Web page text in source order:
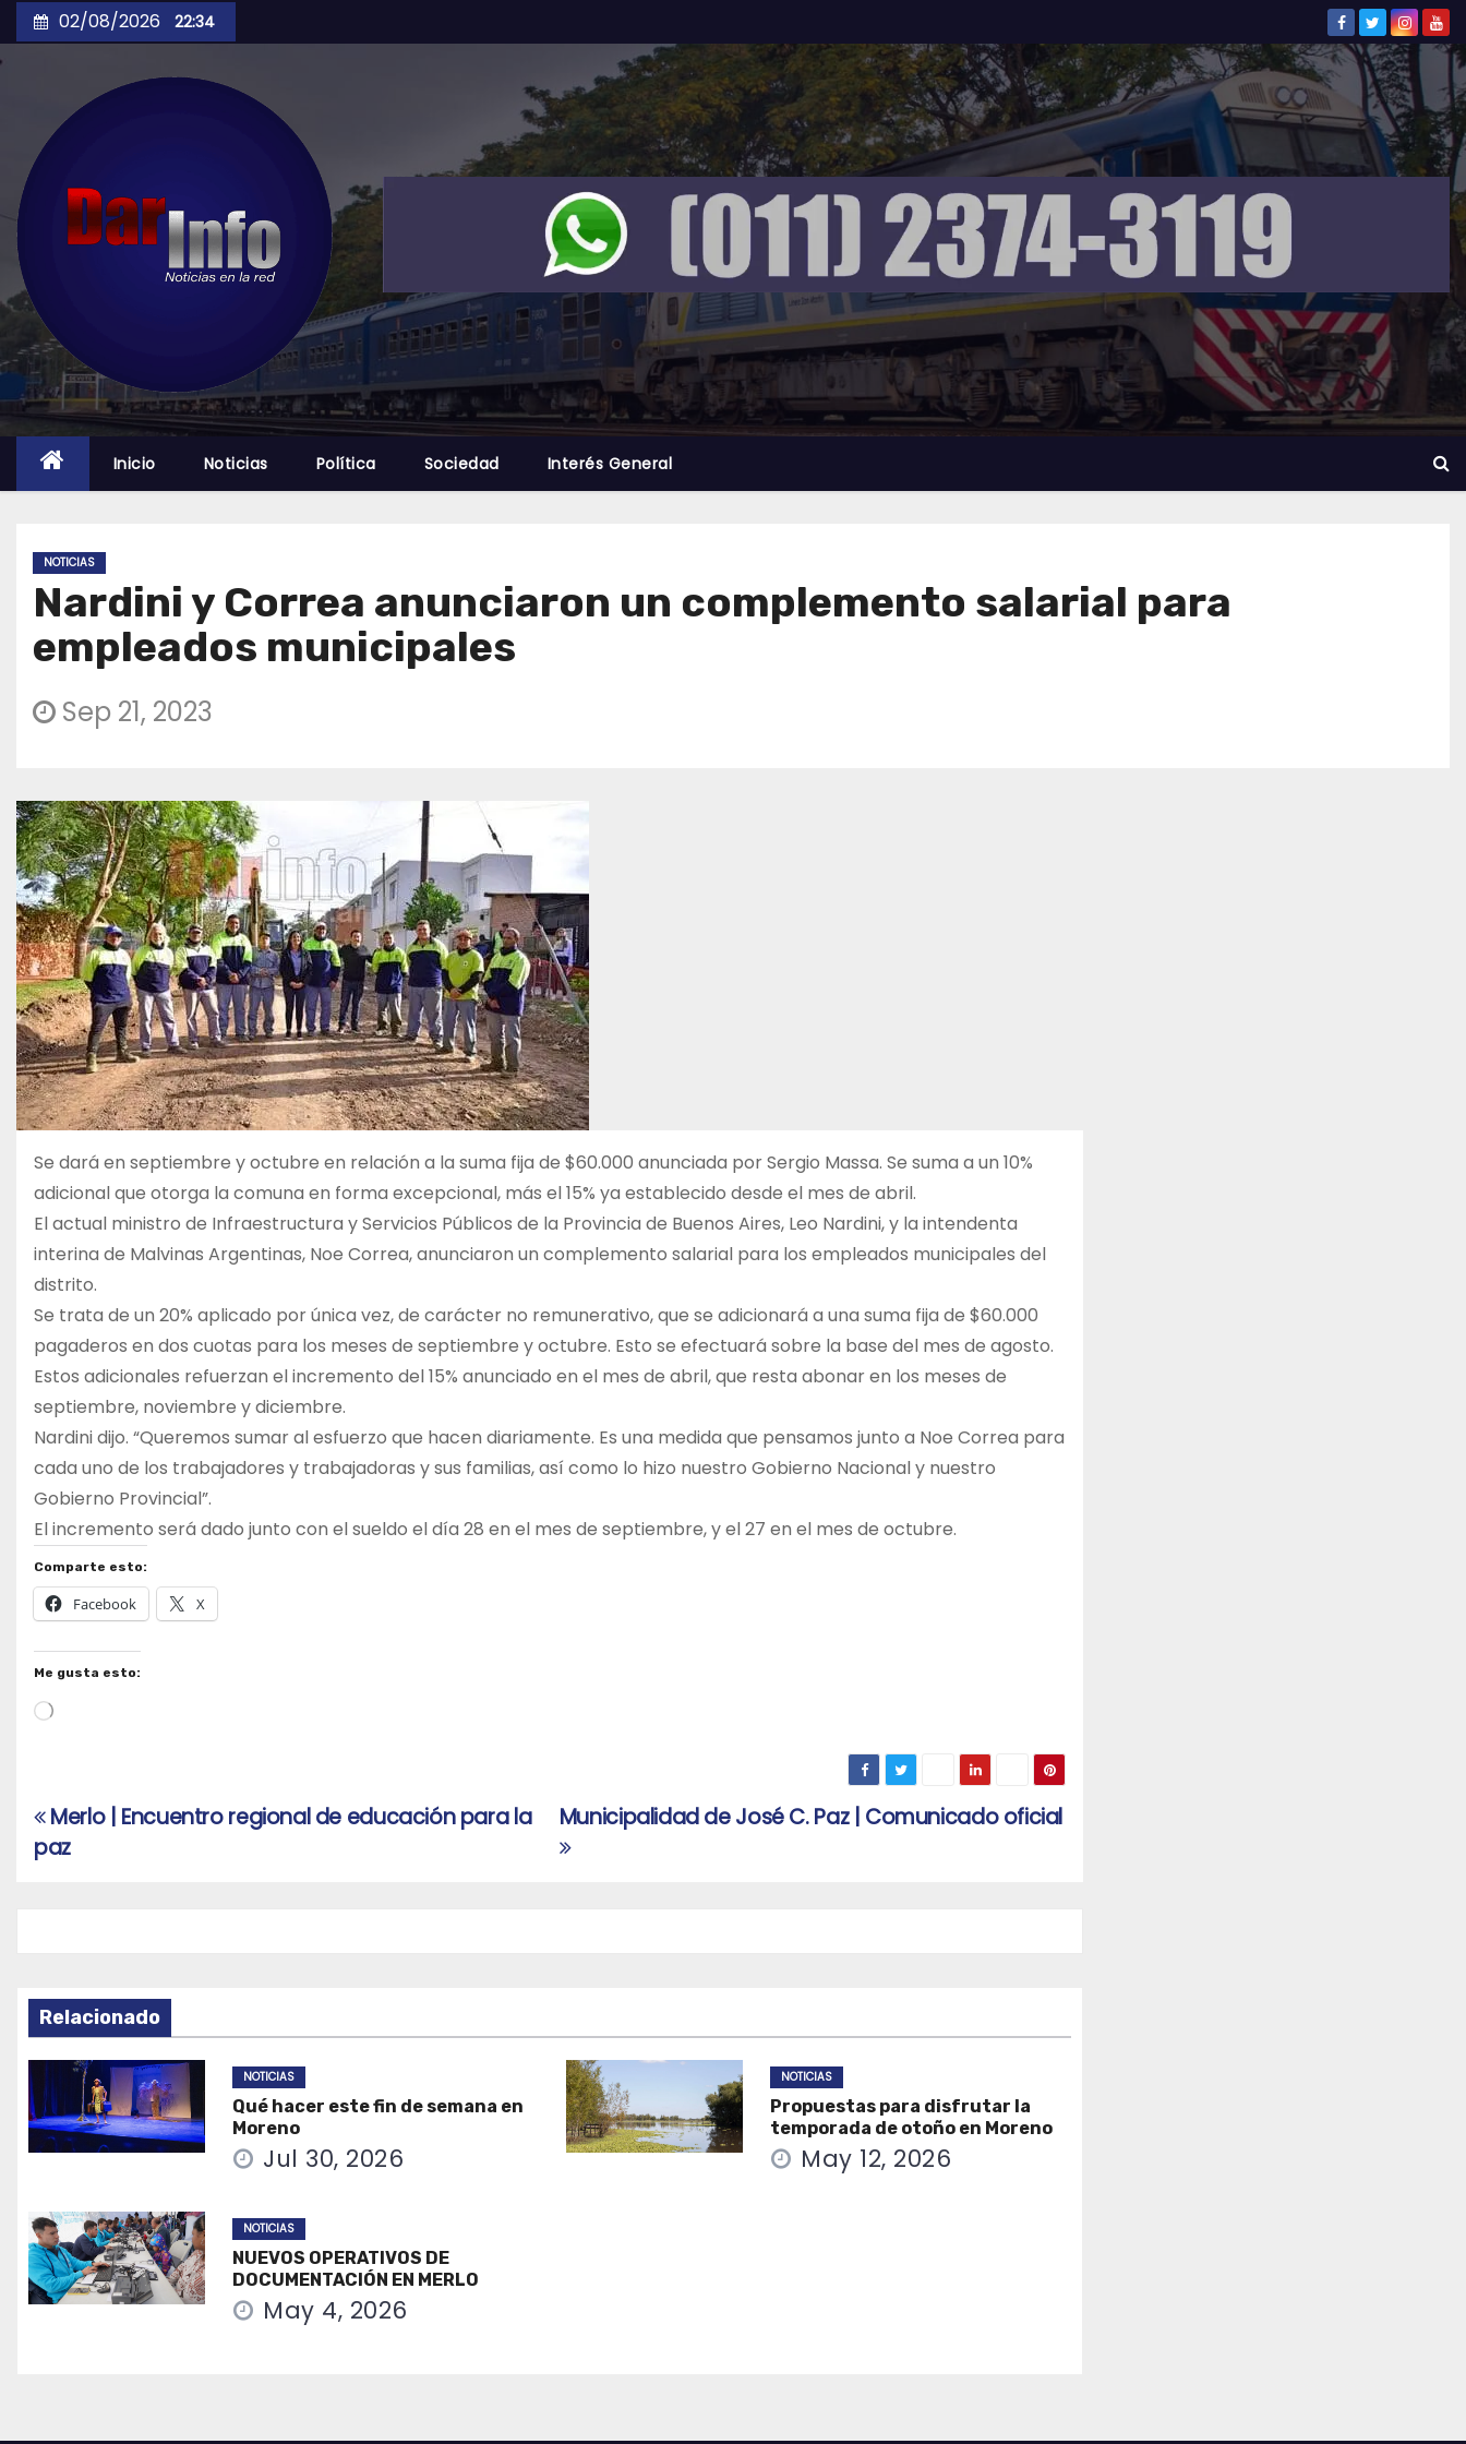
to
02/08/2026 22:34
Inicio Noticias Política Sociedad Interés General
NOTICIAS
Nardini y Correa anunciaron un complemento salarial para
empleados municipales
Sep 21, 2023
Se dará en septiembre y octubre en relación a la suma fija de $60.000 anunciada por Sergio Massa. Se suma a un 10%
adicional que otorga la comuna en forma excepcional, más el 15% ya establecido desde el mes de abril.
El actual ministro de Infraestructura y Servicios Públicos de la Provincia de Buenos Aires, Leo Nardini, y la intendenta
interina de Malvinas Argentinas, Noe Correa, anunciaron un complemento salarial para los empleados municipales del
distrito.
Se trata de un 20% aplicado por única vez, de carácter no remunerativo, que se adicionará a una suma fija de $60.000
pagaderos en dos cuotas para los meses de septiembre y octubre. Esto se efectuará sobre la base del mes de agosto.
Estos adicionales refuerzan el incremento del 15% anunciado en el mes de abril, que resta abonar en los meses de
septiembre, noviembre y diciembre.
Nardini dijo. “Queremos sumar al esfuerzo que hacen diariamente. Es una medida que pensamos junto a Noe Correa para
cada uno de los trabajadores y trabajadoras y sus familias, así como lo hizo nuestro Gobierno Nacional y nuestro
Gobierno Provincial”.
El incremento será dado junto con el sueldo el día 28 en el mes de septiembre, y el 27 en el mes de octubre.
Comparte esto:
Facebook X
Me gusta esto:
Cargando...
Navegación
de
Municipalidad de José C. Paz | Comunicado oficial
Merlo | Encuentro regional de educación para la
paz
Relacionado
NOTICIAS
Qué hacer este fin de semana en
Moreno
Jul 30, 2026
NOTICIAS
Propuestas para disfrutar la
temporada de otoño en Moreno
May 12, 2026
NOTICIAS
NUEVOS OPERATIVOS DE
DOCUMENTACIÓN EN MERLO
May 4, 2026